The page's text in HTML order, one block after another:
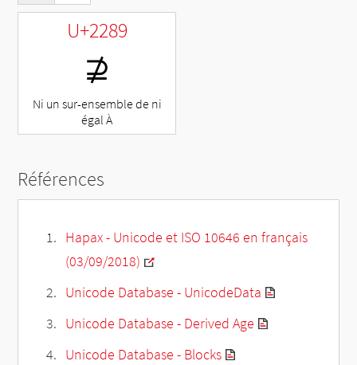
U+2289
⊉
Ni un sur-ensemble de ni
égal À
Références
Hapax - Unicode et ISO 10646 en français
(03/09/2018)
Unicode Database - UnicodeData
Unicode Database - Derived Age
Unicode Database - Blocks